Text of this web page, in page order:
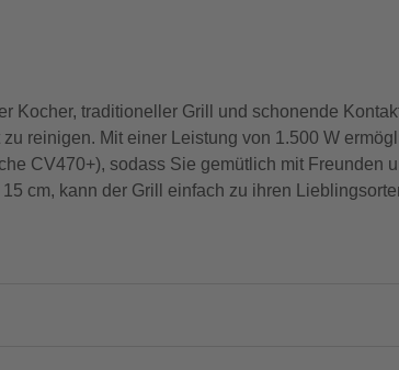
Kocher, traditioneller Grill und schonende
reinigen. Mit einer Leistung von 1.500 W
CV470+), sodass Sie gemütlich mit Freunden
cm, kann der Grill einfach zu ihren